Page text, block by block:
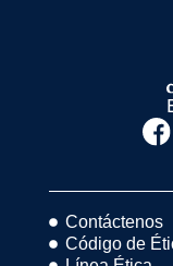
Contáctenos
Código de